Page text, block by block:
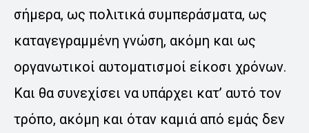
σήμερα, ως πολιτικά συμπεράσματα, ως
καταγεγραμμένη γνώση, ακόμη και ως
οργανωτικοί αυτοματισμοί είκοσι χρόνων.
Και θα συνεχίσει να υπάρχει κατ’ αυτό τον
τρόπο, ακόμη και όταν καμιά από εμάς δεν